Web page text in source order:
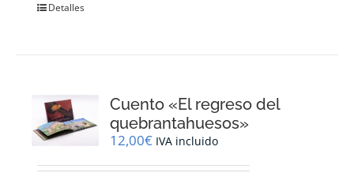
Detalles
Cuento «El regreso del
quebrantahuesos»
12,00€ IVA incluido